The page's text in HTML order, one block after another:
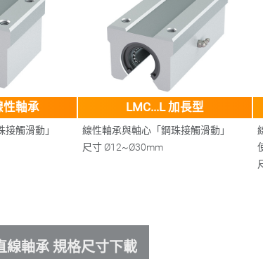
性軸承
觸滑動」
LMC...L 加長型
線性軸承與軸心「鋼珠接觸滑動」
尺寸 Ø12~Ø30mm
線軸承 規格尺寸下載